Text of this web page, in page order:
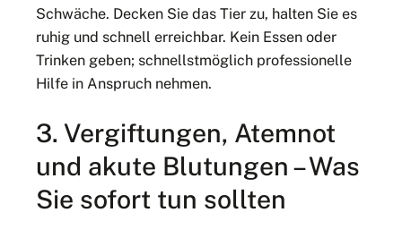
Schwäche. Decken Sie das Tier zu, halten Sie es
ruhig und schnell erreichbar. Kein Essen oder
Trinken geben; schnellstmöglich professionelle
Hilfe in Anspruch nehmen.
3. Vergiftungen, Atemnot
und akute Blutungen – Was
Sie sofort tun sollten